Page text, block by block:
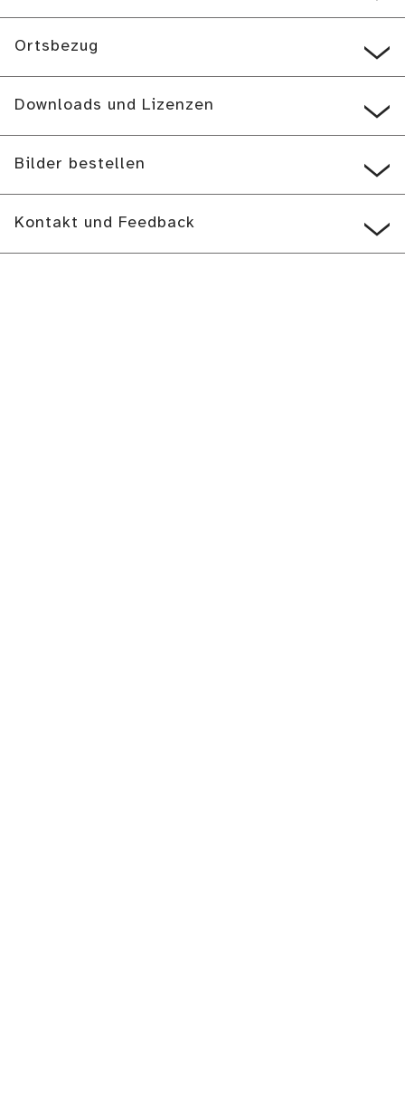
Ortsbezug
Downloads und Lizenzen
Bilder bestellen
Kontakt und Feedback